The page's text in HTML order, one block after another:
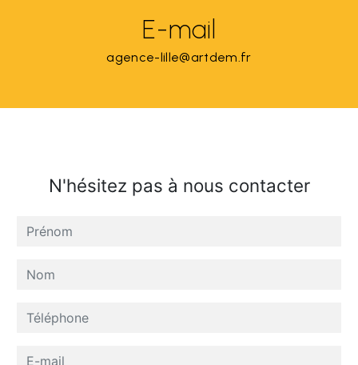
E-mail
agence-lille@artdem.fr
N'hésitez pas à nous contacter